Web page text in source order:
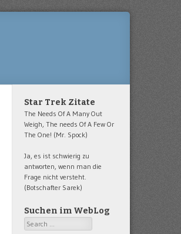
Star Trek Zitate
The Needs Of A Many Out
Weigh, The needs Of A Few Or
The One! (Mr. Spock)
Ja, es ist schwierig zu
antworten, wenn man die
Frage nicht versteht.
(Botschafter Sarek)
Suchen im WebLog
Search